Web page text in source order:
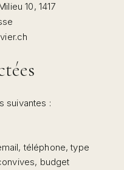
10, 1417
suivantes :
téléphone, type
budget